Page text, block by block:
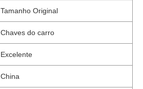
Tamanho Original
Chaves do carro
Excelente
China